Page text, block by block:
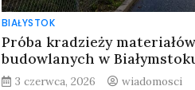
BIAŁYSTOK
Próba kradzieży materiałów
budowlanych w
3 czerwca, 2026 wiadomosci